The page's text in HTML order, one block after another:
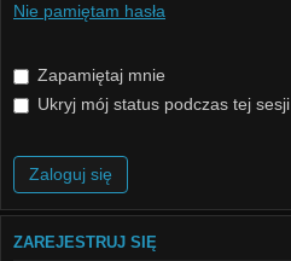
Nie pamiętam hasła
Zapamiętaj mnie
Ukryj mój status podczas tej sesji
ZAREJESTRUJ SIĘ